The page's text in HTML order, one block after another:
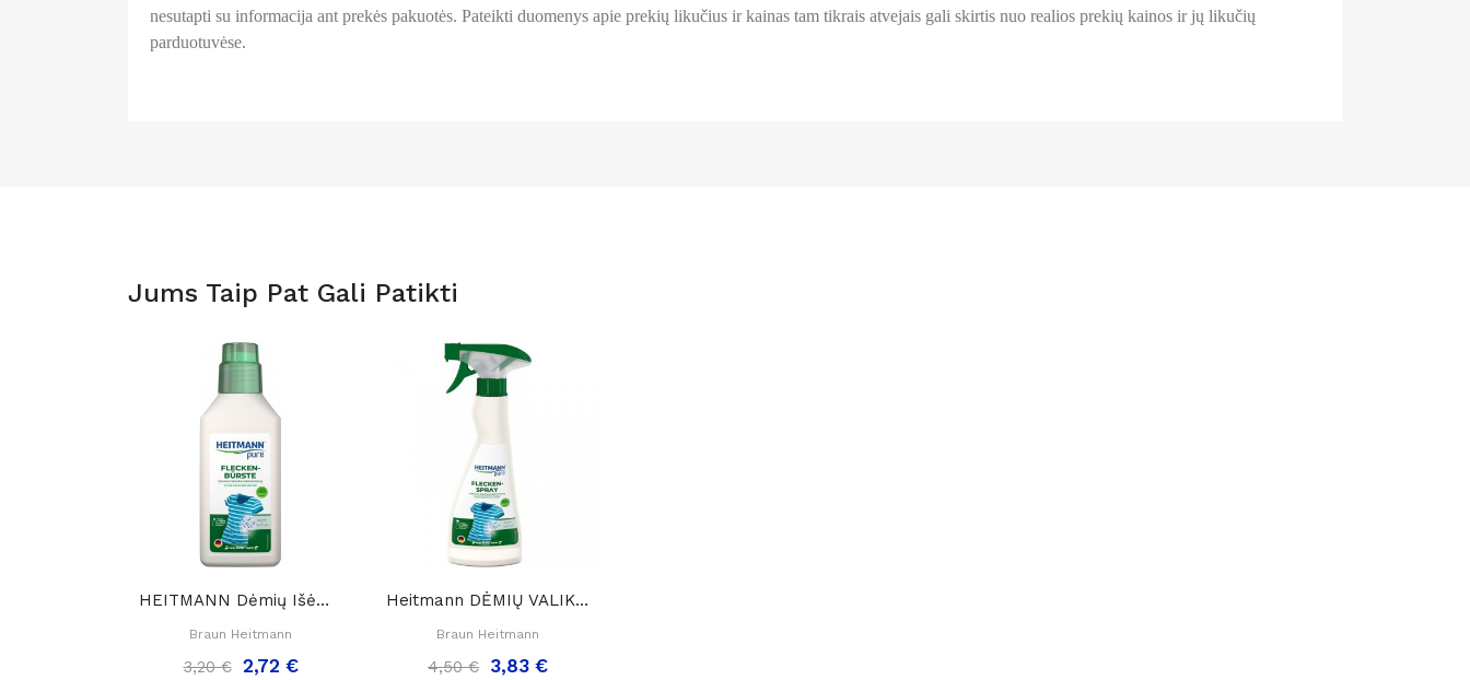
nesutapti su informacija ant prekės pakuotės. Pateikti duomenys apie prekių likučius ir kainas tam tikrais atvejais gali skirtis nuo realios prekių kainos ir jų likučių
parduotuvėse.
Jums Taip Pat Gali Patikti
HEITMANN Dėmių Išėmėjas Su Tulžimi (šepetukas)...
Braun Heitmann
3,20 € 2,72 €
Heitmann DĖMIŲ VALIKLIS Su Purkštuku,250 Ml.
Braun Heitmann
4,50 € 3,83 €